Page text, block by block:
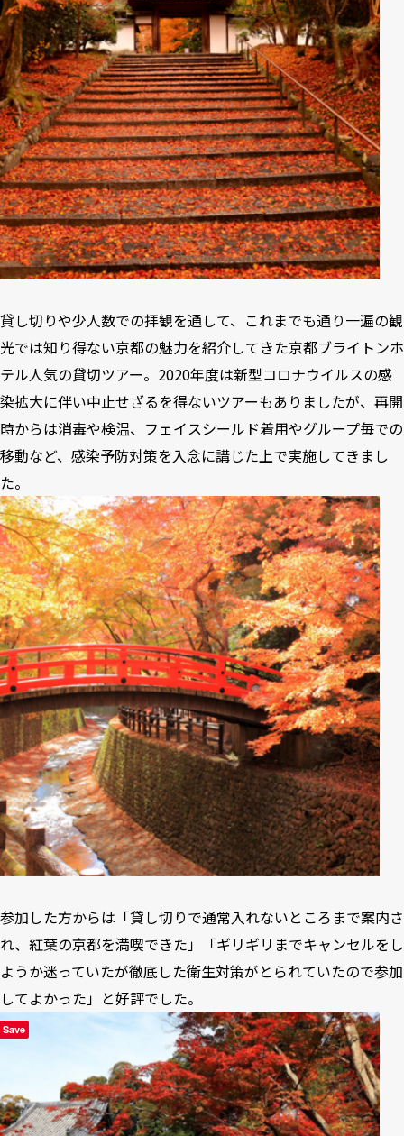
貸し切りや少人数での拝観を通して、これまでも通り一遍の観
光では知り得ない京都の魅力を紹介してきた京都ブライトンホ
テル人気の貸切ツアー。2020年度は新型コロナウイルスの感
染拡大に伴い中止せざるを得ないツアーもありましたが、再開
時からは消毒や検温、フェイスシールド着用やグループ毎での
移動など、感染予防対策を入念に講じた上で実施してきまし
た。
参加した方からは「貸し切りで通常入れないところまで案内さ
れ、紅葉の京都を満喫できた」「ギリギリまでキャンセルをし
ようか迷っていたが徹底した衛生対策がとられていたので参加
してよかった」と好評でした。
Save